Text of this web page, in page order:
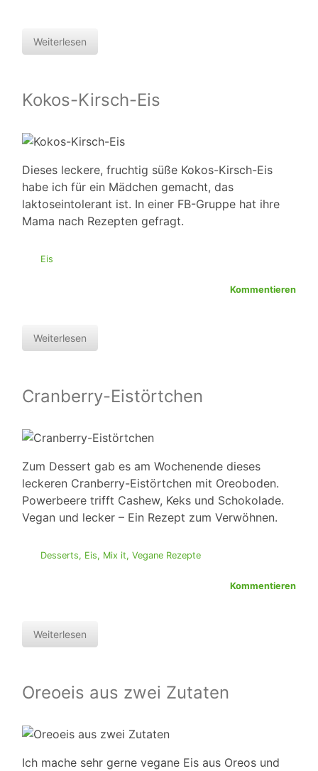
Weiterlesen
Kokos-Kirsch-Eis
Dieses leckere, fruchtig süße Kokos-Kirsch-Eis
habe ich für ein Mädchen gemacht, das
laktoseintolerant ist. In einer FB-Gruppe hat ihre
Mama nach Rezepten gefragt.
Eis
Kommentieren
Weiterlesen
Cranberry-Eistörtchen
Zum Dessert gab es am Wochenende dieses
leckeren Cranberry-Eistörtchen mit Oreoboden.
Powerbeere trifft Cashew, Keks und Schokolade.
Vegan und lecker – Ein Rezept zum Verwöhnen.
Desserts, Eis, Mix it, Vegane Rezepte
Kommentieren
Weiterlesen
Oreoeis aus zwei Zutaten
Ich mache sehr gerne vegane Eis aus Oreos und